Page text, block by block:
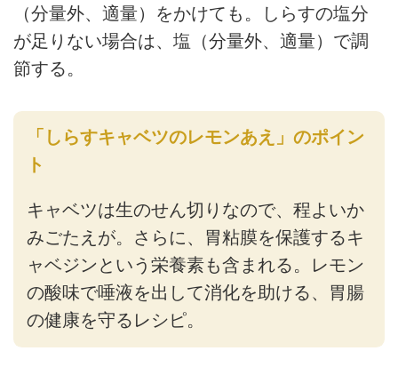
（分量外、適量）をかけても。しらすの塩分
が足りない場合は、塩（分量外、適量）で調
節する。
「しらすキャベツのレモンあえ」のポイン
ト
キャベツは生のせん切りなので、程よいか
みごたえが。さらに、胃粘膜を保護するキ
ャベジンという栄養素も含まれる。レモン
の酸味で唾液を出して消化を助ける、胃腸
の健康を守るレシピ。